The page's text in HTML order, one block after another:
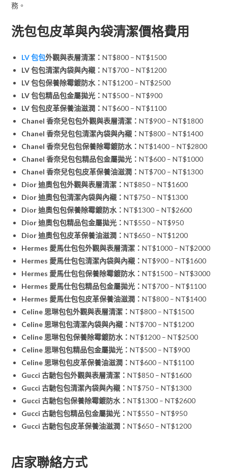
務。
洗包包皮革與內袋清潔價格費用
LV 包包外觀與表層清潔：NT$800 – NT$1500
LV 包包清潔內袋與內襯：NT$700 – NT$1200
LV 包包保養除霉鍍防水：NT$1200 – NT$2500
LV 包包精品包金屬拋光：NT$500 – NT$900
LV 包包皮革保養油滋潤：NT$600 – NT$1100
Chanel 香奈兒包包外觀與表層清潔：NT$900 – NT$1800
Chanel 香奈兒包包清潔內袋與內襯：NT$800 – NT$1400
Chanel 香奈兒包包保養除霉鍍防水：NT$1400 – NT$2800
Chanel 香奈兒包包精品包金屬拋光：NT$600 – NT$1000
Chanel 香奈兒包包皮革保養油滋潤：NT$700 – NT$1300
Dior 迪奧包包外觀與表層清潔：NT$850 – NT$1600
Dior 迪奧包包清潔內袋與內襯：NT$750 – NT$1300
Dior 迪奧包包保養除霉鍍防水：NT$1300 – NT$2600
Dior 迪奧包包精品包金屬拋光：NT$550 – NT$950
Dior 迪奧包包皮革保養油滋潤：NT$650 – NT$1200
Hermes 愛馬仕包包外觀與表層清潔：NT$1000 – NT$2000
Hermes 愛馬仕包包清潔內袋與內襯：NT$900 – NT$1600
Hermes 愛馬仕包包保養除霉鍍防水：NT$1500 – NT$3000
Hermes 愛馬仕包包精品包金屬拋光：NT$700 – NT$1100
Hermes 愛馬仕包包皮革保養油滋潤：NT$800 – NT$1400
Celine 思琳包包外觀與表層清潔：NT$800 – NT$1500
Celine 思琳包包清潔內袋與內襯：NT$700 – NT$1200
Celine 思琳包包保養除霉鍍防水：NT$1200 – NT$2500
Celine 思琳包包精品包金屬拋光：NT$500 – NT$900
Celine 思琳包包皮革保養油滋潤：NT$600 – NT$1100
Gucci 古馳包包外觀與表層清潔：NT$850 – NT$1600
Gucci 古馳包包清潔內袋與內襯：NT$750 – NT$1300
Gucci 古馳包包保養除霉鍍防水：NT$1300 – NT$2600
Gucci 古馳包包精品包金屬拋光：NT$550 – NT$950
Gucci 古馳包包皮革保養油滋潤：NT$650 – NT$1200
店家聯絡方式